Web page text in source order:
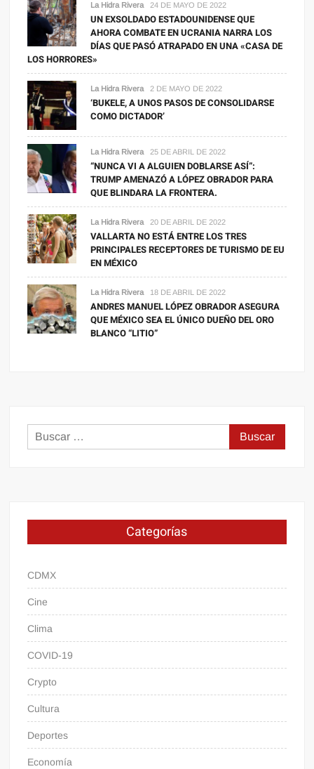
La Hidra Rivera 24 DE MAYO DE 2022
UN EXSOLDADO ESTADOUNIDENSE QUE
AHORA COMBATE EN UCRANIA NARRA LOS
DÍAS QUE PASÓ ATRAPADO EN UNA «CASA DE
LOS HORRORES»
La Hidra Rivera 2 DE MAYO DE 2022
‘BUKELE, A UNOS PASOS DE CONSOLIDARSE
COMO DICTADOR’
La Hidra Rivera 25 DE ABRIL DE 2022
“NUNCA VI A ALGUIEN DOBLARSE ASÍ”:
TRUMP AMENAZÓ A LÓPEZ OBRADOR PARA
QUE BLINDARA LA FRONTERA.
La Hidra Rivera 20 DE ABRIL DE 2022
VALLARTA NO ESTÁ ENTRE LOS TRES
PRINCIPALES RECEPTORES DE TURISMO DE EU
EN MÉXICO
La Hidra Rivera 18 DE ABRIL DE 2022
ANDRES MANUEL LÓPEZ OBRADOR ASEGURA
QUE MÉXICO SEA EL ÚNICO DUEÑO DEL ORO
BLANCO “LITIO”
Buscar:
Categorías
CDMX
Cine
Clima
COVID-19
Crypto
Cultura
Deportes
Economía